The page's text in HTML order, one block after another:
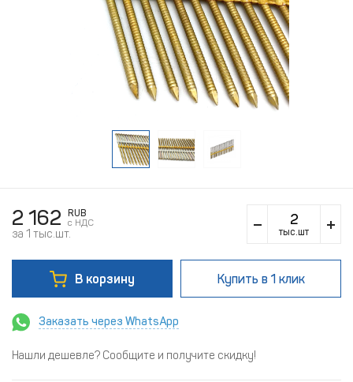
2 162
RUB
c НДС
за 1 тыс.шт. тыс.шт
В корзину Купить в 1 клик
Заказать через WhatsApp
Нашли дешевле? Сообщите и получите скидку!